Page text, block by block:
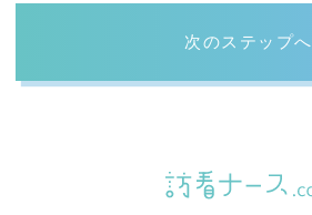
次のステップへ